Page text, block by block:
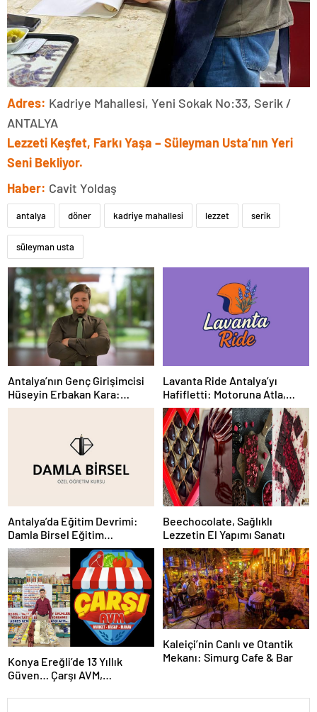
Adres: Kadriye Mahallesi, Yeni Sokak No:33, Serik /
ANTALYA
Lezzeti Keşfet, Farkı Yaşa – Süleyman Usta’nın Yeri
Seni Bekliyor.
Haber: Cavit Yoldaş
antalya döner kadriye mahallesi lezzet serik
süleyman usta
Antalya’nın Genç Girişimcisi
Hüseyin Erbakan Kara:
Turizmde Yükselen İsim
Lavanta Ride Antalya’yı
Hafifletti: Motoruna Atla,
Şehri Hisset
Antalya’da Eğitim Devrimi:
Damla Birsel Eğitim
Kurumları
Beechocolate, Sağlıklı
Lezzetin El Yapımı Sanatı
Konya Ereğli’de 13 Yıllık
Güven… Çarşı AVM,
Kaleiçi’nin Canlı ve Otantik
Mekanı: Simurg Cafe & Bar